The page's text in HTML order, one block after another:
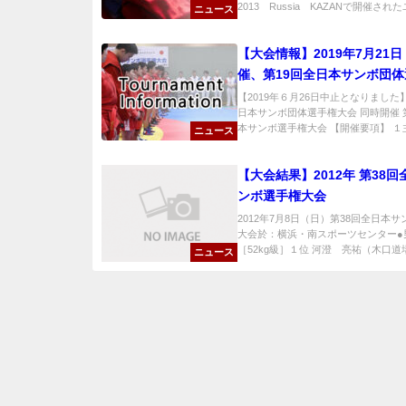
ニュース 2013 Russia KAZANで開催された
ニュース
【大会情報】2019年7月21
催、第19回全日本サンボ団
会＆第17回東日本サンボ選
項【中止となりました】
【2019年６月26日中止となりました
日本サンボ団体選手権大会 同時開催
本サンボ選手権大会 【開催要項】 １
ニュース
【大会結果】2012年 第38回
ンボ選手権大会
2012年7月8日（日）第38回全日本サ
大会於：横浜・南スポーツセンター●
［52kg級］１位 河澄 亮祐（木口道